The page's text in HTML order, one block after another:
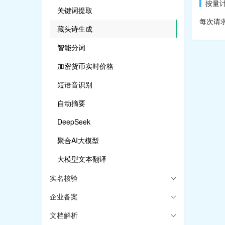
关键词提取
藏头诗生成
智能分词
加密货币实时价格
短语音识别
自动摘要
DeepSeek
聚合AI大模型
大模型文本翻译
实名核验
企业备案
文档解析
按量
每次请